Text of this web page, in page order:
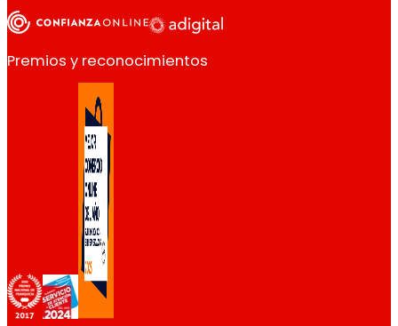
Premios y reconocimientos